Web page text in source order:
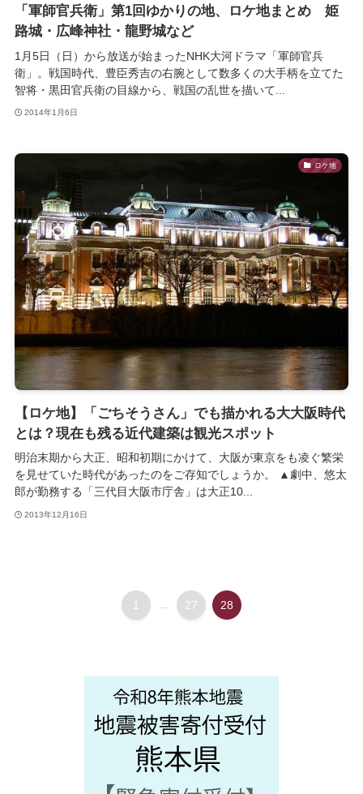
「軍師官兵衛」第1回ゆかりの地、ロケ地まとめ 姫
路城・広峰神社・龍野城など
1月5日（日）から放送が始まったNHK大河ドラマ「軍師官兵
衛」。戦国時代、豊臣秀吉の右腕として数多くの大手柄を立てた
智将・黒田官兵衛の目線から、戦国の乱世を描いて...
2014年1月6日
ロケ地
【ロケ地】「ごちそうさん」でも描かれる大大阪時代
とは？現在も残る近代建築は観光スポット
明治末期から大正、昭和初期にかけて、大阪が東京をも凌ぐ繁栄
を見せていた時代があったのをご存知でしょうか。 ▲劇中、悠太
郎が勤務する「三代目大阪市庁舎」は大正10...
2013年12月16日
1 27 28